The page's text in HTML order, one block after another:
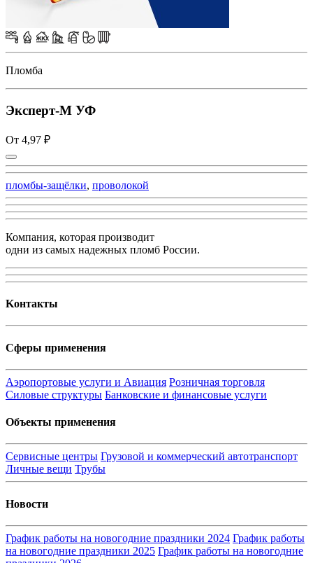
Пломба
Эксперт-М УФ
От 4,97 ₽
пломбы-защёлки, проволокой
Компания, которая производит
одни из самых надежных пломб России.
Kонтакты
Сферы применения
Аэропортовые услуги и Авиация Розничная торговля
Силовые структуры Банковские и финансовые услуги
Объекты применения
Сервисные центры Грузовой и коммерческий автотранспорт
Личные вещи Трубы
Новости
График работы на новогодние праздники 2024 График работы
на новогодние праздники 2025 График работы на новогодние